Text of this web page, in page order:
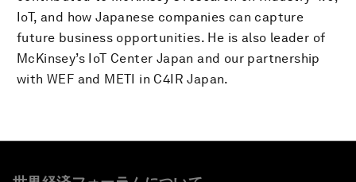
IoT, and how Japanese companies can capture
future business opportunities. He is also leader of
McKinsey’s IoT Center Japan and our partnership
with WEF and METI in C4IR Japan.